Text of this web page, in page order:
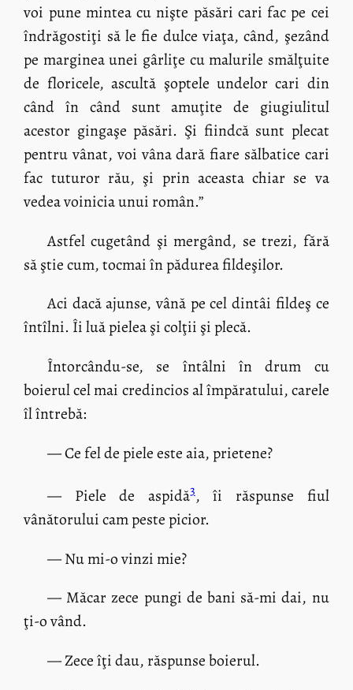
voi pune mintea cu nişte păsări cari fac pe cei
îndrăgostiţi să le fie dulce viaţa, când, şezând
pe marginea unei gârliţe cu malurile smălţuite
de floricele, ascultă şoptele undelor cari din
când în când sunt amuţite de giugiulitul
acestor gingaşe păsări. Şi fiindcă sunt plecat
pentru vânat, voi vâna dară fiare sălbatice cari
fac tuturor rău, şi prin aceasta chiar se va
vedea voinicia unui român.”
Astfel cugetând şi mergând, se trezi, fără
să ştie cum, tocmai în pădurea fildeşilor.
Aci dacă ajunse, vână pe cel dintâi fildeş ce
întîlni. Îi luă pielea şi colţii şi plecă.
Întorcându-se, se întâlni în drum cu
boierul cel mai credincios al împăratului, carele
îl întrebă:
— Ce fel de piele este aia, prietene?
— Piele de aspidă3, îi răspunse fiul
vânătorului cam peste picior.
— Nu mi-o vinzi mie?
— Măcar zece pungi de bani să-mi dai, nu
ţi-o vând.
— Zece îţi dau, răspunse boierul.